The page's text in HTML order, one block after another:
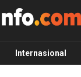
Berita Terkini Hari
dan Terpercaya
Internasional